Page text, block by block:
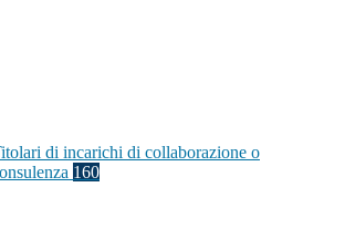
di incarichi di collaborazione o
160